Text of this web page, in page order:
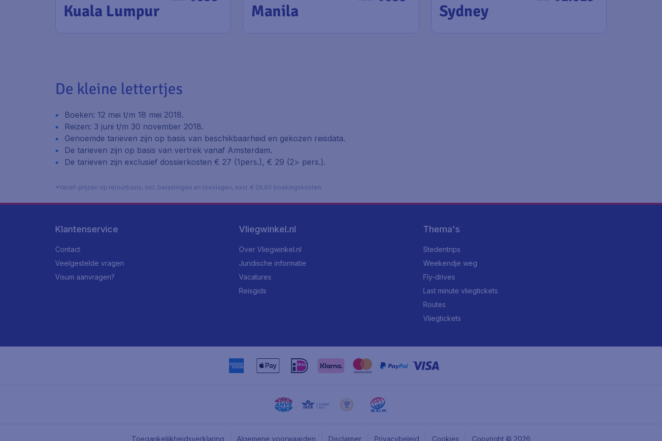
Kuala Lumpur Manila Sydney
De kleine lettertjes
Boeken: 12 mei t/m 18 mei 2018.
Reizen: 3 juni t/m 30 november 2018.
Genoemde tarieven zijn op basis van beschikbaarheid en gekozen reisdata.
De tarieven zijn op basis van vertrek vanaf Amsterdam.
De tarieven zijn exclusief dossierkosten € 27 (1pers.), € 29 (2> pers.).
*Vanaf-prijzen op retourbasis, incl. belastingen en toeslagen, excl. € 29,90 boekingskosten.
Klantenservice
Contact
Veelgestelde vragen
Visum aanvragen?
Vliegwinkel.nl
Over Vliegwinkel.nl
Juridische informatie
Vacatures
Reisgids
Thema's
Stedentrips
Weekendje weg
Fly-drives
Last minute vliegtickets
Routes
Vliegtickets
Toegankelijkheidsverklaring Algemene voorwaarden Disclaimer Privacybeleid Cookies Copyright © 2026